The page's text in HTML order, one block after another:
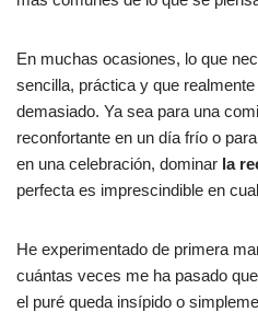
En muchas ocasiones, lo que
sencilla, práctica y que
demasiado. Ya sea para una
reconfortante en un día frío o
en una celebración, dominar la
perfecta es imprescindible en
He experimentado de primera
cuántas veces me ha pasado
el puré queda insípido o